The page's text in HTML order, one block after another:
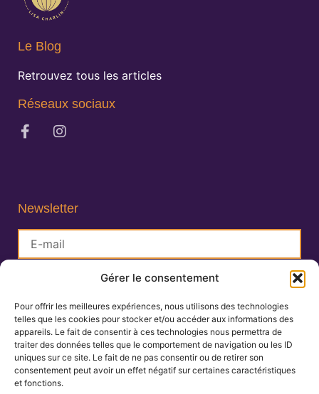
Gérer le consentement
Pour offrir les meilleures expériences, nous utilisons des technologies
telles que les cookies pour stocker et/ou accéder aux informations des
appareils. Le fait de consentir à ces technologies nous permettra de
traiter des données telles que le comportement de navigation ou les ID
uniques sur ce site. Le fait de ne pas consentir ou de retirer son
consentement peut avoir un effet négatif sur certaines caractéristiques
et fonctions.
Le Blog
Retrouvez tous les articles
Réseaux sociaux
Newsletter
S'inscrire
Lisa Charlin
Praticienne en Ayurveda
06.67.27.25.19